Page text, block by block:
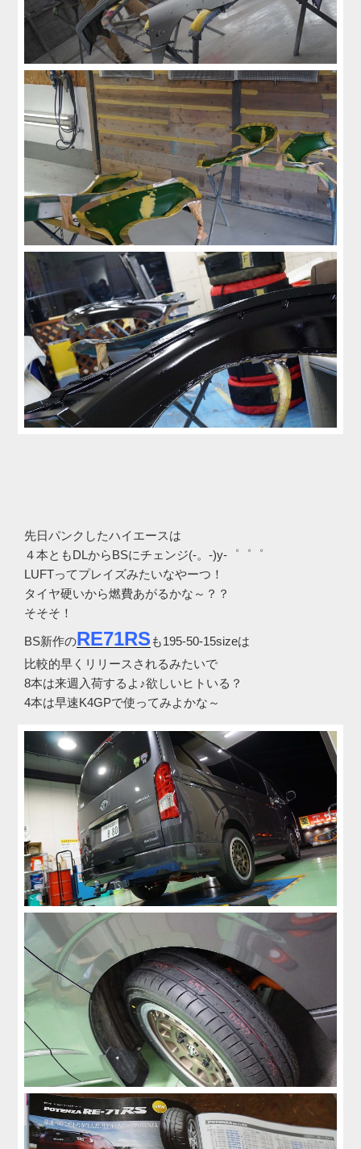
先日パンクしたハイエースは
４本ともDLからBSにチェンジ(-。-)y-゜゜゜
LUFTってプレイズみたいなやーつ！
タイヤ硬いから燃費あがるかな～？？
そそそ！
BS新作のRE71RS も195-50-15sizeは
比較的早くリリースされるみたいで
8本は来週入荷するよ♪欲しいヒトいる？
4本は早速K4GPで使ってみよかな～